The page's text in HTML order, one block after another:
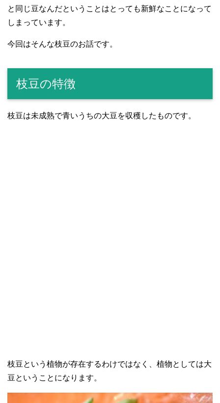
と同じ豆なんだということはとっても新鮮なことになって
しまっています。
今回はそんな枝豆のお話です。
枝豆の特徴
枝豆は未成熟で青いうちの大豆を収穫したものです。
枝豆という植物が存在するわけではなく、植物としては大
豆ということになります。